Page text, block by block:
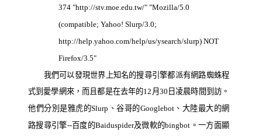
374 "http://stv.moe.edu.tw/" "Mozilla/5.0
(compatible; Yahoo! Slurp/3.0;
http://help.yahoo.com/help/us/ysearch/slurp) NOT
Firefox/3.5"
我們可以發現世界上知名的搜尋引擎都派有網路蜘蛛程
式到愛學網來，而且都是在去年的12 月30 日凌晨時間到訪。
他們分別是雅虎的Slurp 、谷哥的Googlebot、大陸最大的網
路搜尋引擎--百度的Baiduspider及微軟的bingbot 。一方面顯